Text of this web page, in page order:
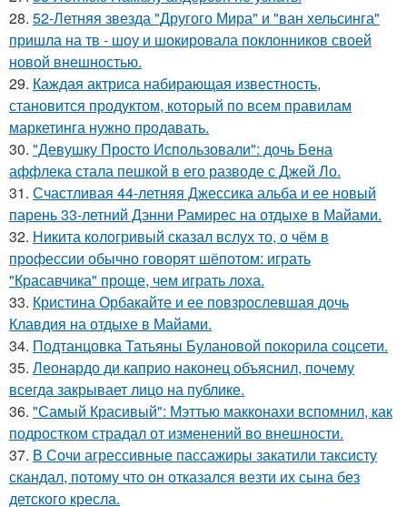
28. 52-Летняя звезда "Другого Мира" и "ван хельсинга"
пришла на тв - шоу и шокировала поклонников своей
новой внешностью.
29. Каждая актриса набирающая известность,
становится продуктом, который по всем правилам
маркетинга нужно продавать.
30. "Девушку Просто Использовали": дочь Бена
аффлека стала пешкой в его разводе с Джей Ло.
31. Счастливая 44-летняя Джессика альба и ее новый
парень 33-летний Дэнни Рамирес на отдыхе в Майами.
32. Никита кологривый сказал вслух то, о чём в
профессии обычно говорят шёпотом: играть
"Красавчика" проще, чем играть лоха.
33. Кристина Орбакайте и ее повзрослевшая дочь
Клавдия на отдыхе в Майами.
34. Подтанцовка Татьяны Булановой покорила соцсети.
35. Леонардо ди каприо наконец объяснил, почему
всегда закрывает лицо на публике.
36. "Самый Красивый": Мэттью макконахи вспомнил, как
подростком страдал от изменений во внешности.
37. В Сочи агрессивные пассажиры закатили таксисту
скандал, потому что он отказался везти их сына без
детского кресла.